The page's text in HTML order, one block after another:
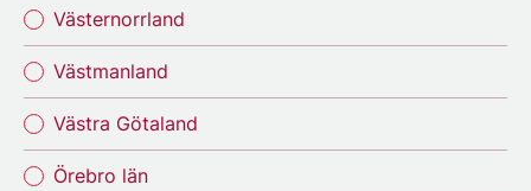
Västernorrland
Västmanland
Västra Götaland
Örebro län